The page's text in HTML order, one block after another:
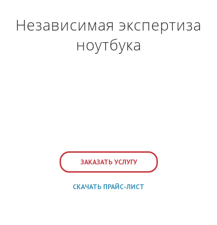
Обратный звонок
Независимая экспертиза
ноутбука
ЗАКАЗАТЬ УСЛУГУ
СКАЧАТЬ ПРАЙС-ЛИСТ